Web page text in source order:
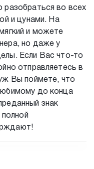
во всех
и цунами. На
и можете
но даже у
Если Вас что-то
отправляетесь в
Вы поймете, что
до конца
знак